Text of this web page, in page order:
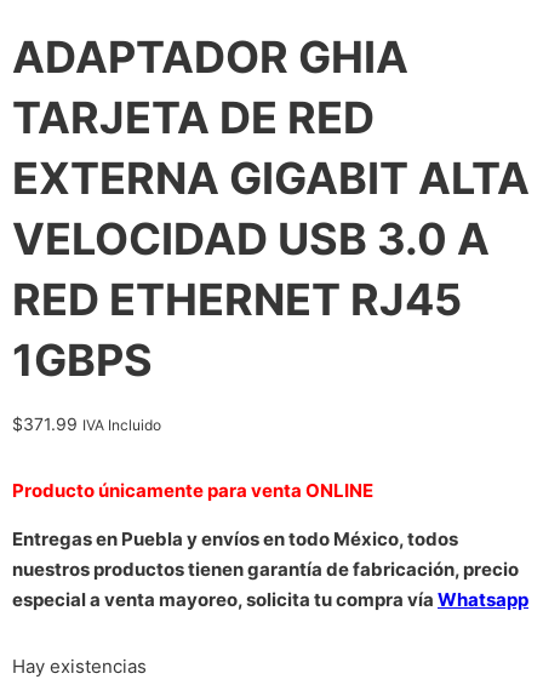
ADAPTADOR GHIA
TARJETA DE RED
EXTERNA GIGABIT ALTA
VELOCIDAD USB 3.0 A
RED ETHERNET RJ45
1GBPS
$371.99 IVA Incluido
Producto únicamente para venta ONLINE
Entregas en Puebla y envíos en todo México, todos
nuestros productos tienen garantía de fabricación, precio
especial a venta mayoreo, solicita tu compra vía Whatsapp
Hay existencias